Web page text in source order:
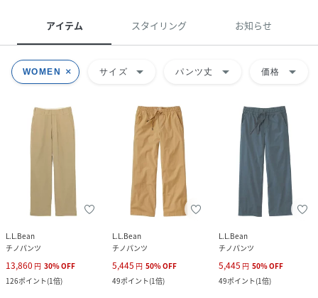
アイテム スタイリング お知らせ
WOMEN サイズ arrow_drop_down パンツ丈 arrow_drop_down 価格 arrow_drop_down
L.L.Bean
チノパンツ
13,860 円 30%OFF
126ポイント(1倍)
L.L.Bean
チノパンツ
5,445 円 50%OFF
49ポイント(1倍)
L.L.Bean
チノパンツ
5,445 円 50%OFF
49ポイント(1倍)